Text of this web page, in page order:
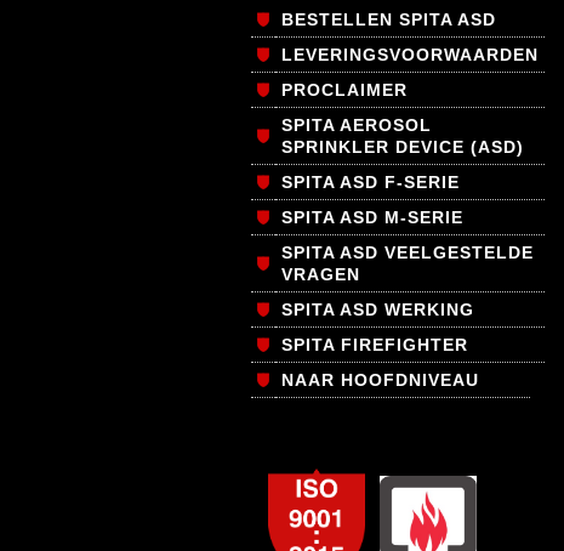
BESTELLEN SPITA ASD
LEVERINGSVOORWAARDEN
PROCLAIMER
SPITA AEROSOL
SPRINKLER DEVICE (ASD)
SPITA ASD F-SERIE
SPITA ASD M-SERIE
SPITA ASD VEELGESTELDE
VRAGEN
SPITA ASD WERKING
SPITA FIREFIGHTER
NAAR HOOFDNIVEAU